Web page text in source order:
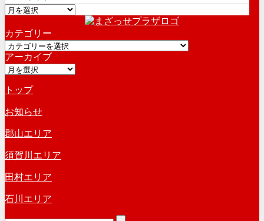
ア
カ
イ
ブ
カテゴリー
カ
テ
ゴ
ー
アーカイブ
ア
カ
イ
ブ
トップ
お知らせ
郡山エリア
須賀川エリア
田村エリア
石川エリア